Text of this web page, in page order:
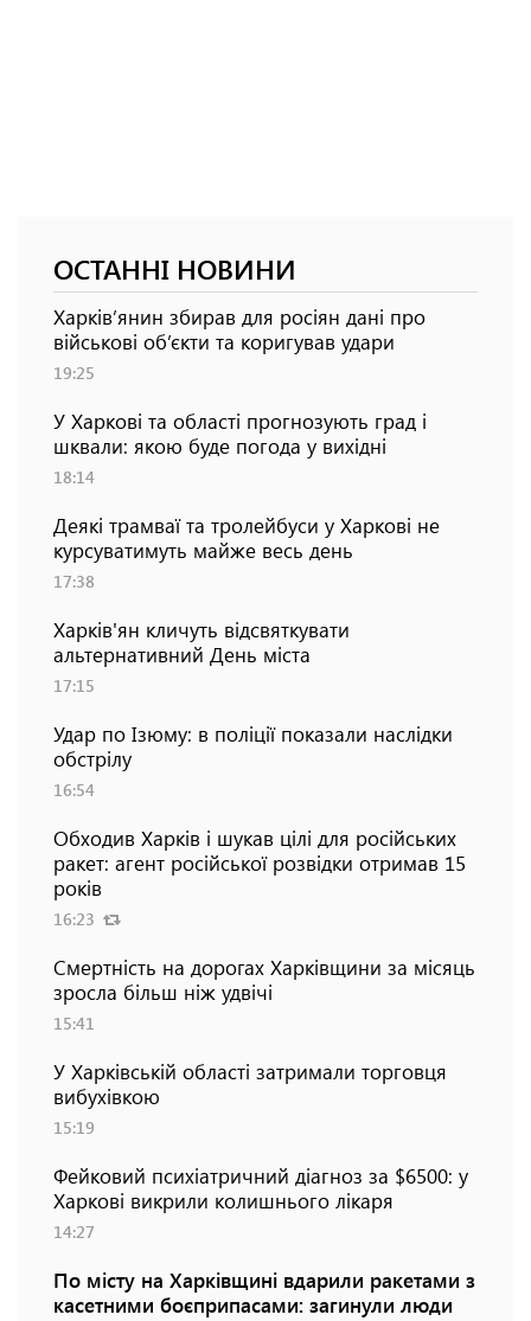
ОСТАННІ НОВИНИ
Харків’янин збирав для росіян дані про
військові об’єкти та коригував удари
19:25
У Харкові та області прогнозують град і
шквали: якою буде погода у вихідні
18:14
Деякі трамваї та тролейбуси у Харкові не
курсуватимуть майже весь день
17:38
Харків'ян кличуть відсвяткувати
альтернативний День міста
17:15
Удар по Ізюму: в поліції показали наслідки
обстрілу
16:54
Обходив Харків і шукав цілі для російських
ракет: агент російської розвідки отримав 15
років
16:23
Смертність на дорогах Харківщини за місяць
зросла більш ніж удвічі
15:41
У Харківській області затримали торговця
вибухівкою
15:19
Фейковий психіатричний діагноз за $6500: у
Харкові викрили колишнього лікаря
14:27
По місту на Харківщині вдарили ракетами з
касетними боєприпасами: загинули люди